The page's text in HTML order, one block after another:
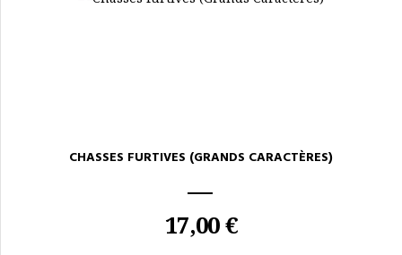
CHASSES FURTIVES (GRANDS CARACTÈRES)
17,00 €